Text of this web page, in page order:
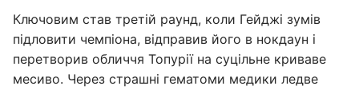
Ключовим став третій раунд, коли Гейджі зумів
підловити чемпіона, відправив його в нокдаун і
перетворив обличчя Топурії на суцільне криваве
месиво. Через страшні гематоми медики ледве